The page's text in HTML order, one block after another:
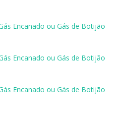
Encanado ou Gás de Botijão
Encanado ou Gás de Botijão
Encanado ou Gás de Botijão